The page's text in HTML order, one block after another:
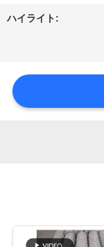
た
し
つ
ハイライト: